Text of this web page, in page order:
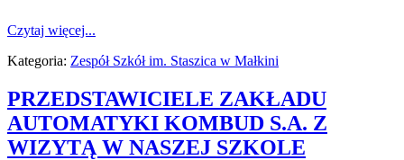
Czytaj więcej...
Kategoria: Zespół Szkół im. Staszica w Małkini
PRZEDSTAWICIELE ZAKŁADU
AUTOMATYKI KOMBUD S.A. Z
WIZYTĄ W NASZEJ SZKOLE